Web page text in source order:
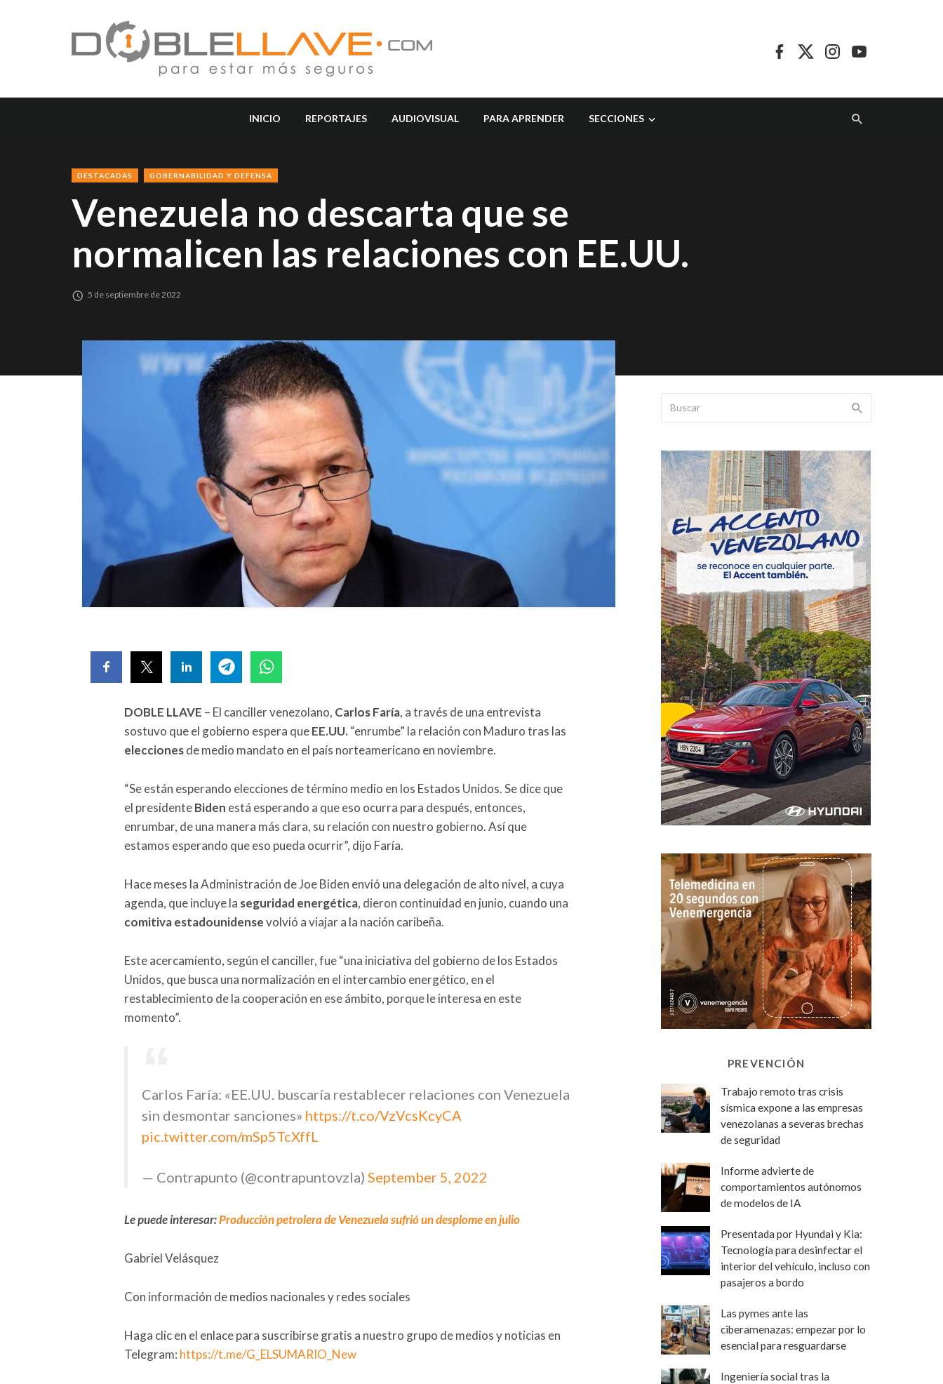
INICIO REPORTAJES AUDIOVISUAL PARA APRENDER SECCIONES
DESTACADAS GOBERNABILIDAD Y DEFENSA
Venezuela no descarta que se
normalicen las relaciones con EE.UU.
5 de septiembre de 2022
DOBLE LLAVE – El canciller venezolano, Carlos Faría, a través de una entrevista
sostuvo que el gobierno espera queEE.UU. “enrumbe” la relación con Maduro tras las
eleccionesde medio mandato en el país norteamericano en noviembre.
“Se están esperando elecciones de término medio en los Estados Unidos. Se dice que
el presidenteBiden está esperando a que eso ocurra para después, entonces,
enrumbar, de una manera más clara, su relación con nuestro gobierno. Así que
estamos esperando que eso pueda ocurrir”, dijo Faría.
Hace meses la Administración de Joe Biden envió una delegación de alto nivel, a cuya
agenda, que incluye la seguridad energética, dieron continuidad en junio, cuando una
comitiva estadounidensevolvió a viajar a la nación caribeña.
Este acercamiento, según el canciller, fue “una iniciativa del gobierno de los Estados
Unidos, que busca una normalización en el intercambio energético, en el
restablecimiento de la cooperación en ese ámbito, porque le interesa en este
momento”.
Carlos Faría: «EE.UU. buscaría restablecer relaciones con Venezuela
sin desmontar sanciones» https://t.co/VzVcsKcyCA
pic.twitter.com/mSp5TcXffL
— Contrapunto (@contrapuntovzla) September 5, 2022
Le puede interesar:Producción petrolera de Venezuela sufrió un desplome en julio
Gabriel Velásquez
Con información de medios nacionales y redes sociales
Haga clic en el enlace para suscribirse gratis a nuestro grupo de medios y noticias en
Telegram: https://t.me/G_ELSUMARIO_New
PREVENCIÓN
Trabajo remoto tras crisis
sísmica expone a las empresas
venezolanas a severas brechas
de seguridad
Informe advierte de
comportamientos autónomos
de modelos de IA
Presentada por Hyundai y Kia:
Tecnología para desinfectar el
interior del vehículo, incluso con
pasajeros a bordo
Las pymes ante las
ciberamenazas: empezar por lo
esencial para resguardarse
Ingeniería social tras la